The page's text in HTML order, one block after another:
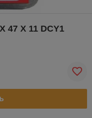
47 X 11 DCY1